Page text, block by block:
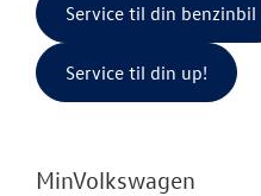
Service til din benzinbil
Service til din up!
MinVolkswagen